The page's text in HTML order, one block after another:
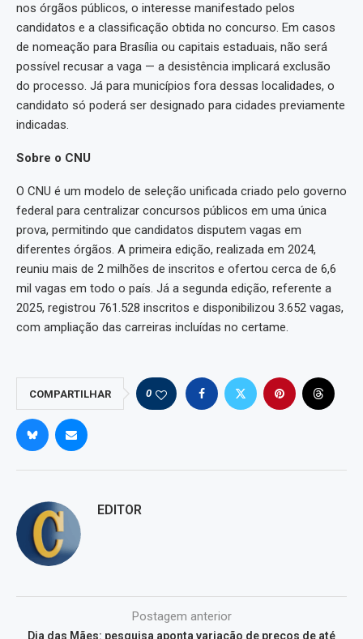
nos órgãos públicos, o interesse manifestado pelos
candidatos e a classificação obtida no concurso. Em casos
de nomeação para Brasília ou capitais estaduais, não será
possível recusar a vaga — a desistência implicará exclusão
do processo. Já para municípios fora dessas localidades, o
candidato só poderá ser designado para cidades previamente
indicadas.
Sobre o CNU
O CNU é um modelo de seleção unificada criado pelo governo
federal para centralizar concursos públicos em uma única
prova, permitindo que candidatos disputem vagas em
diferentes órgãos. A primeira edição, realizada em 2024,
reuniu mais de 2 milhões de inscritos e ofertou cerca de 6,6
mil vagas em todo o país. Já a segunda edição, referente a
2025, registrou 761.528 inscritos e disponibilizou 3.652 vagas,
com ampliação das carreiras incluídas no certame.
COMPARTILHAR 0
EDITOR
Postagem anterior
Dia das Mães: pesquisa aponta variação de preços de até